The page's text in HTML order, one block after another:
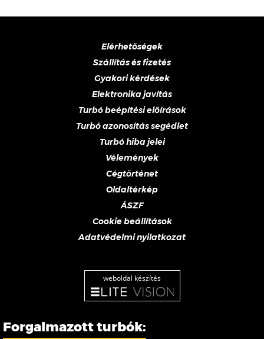
Elérhetőségek
Szállítás és fizetés
Gyakori kérdések
Elektronika javítás
Turbó beépítési előírások
Turbó azonosítás segédlet
Turbó hiba jelei
Vélemények
Cégtörténet
Oldaltérkép
ÁSZF
Cookie beállítások
Adatvédelmi nyilatkozat
weboldal készítés
Forgalmazott turbók: